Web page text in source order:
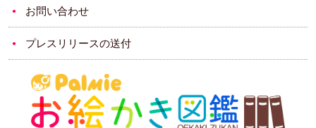
お問い合わせ
プレスリリースの送付